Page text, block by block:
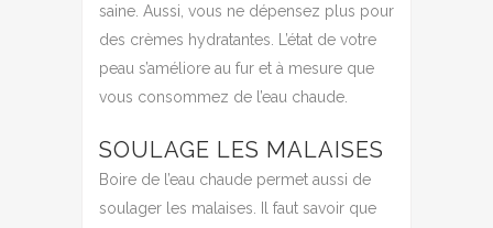
saine. Aussi, vous ne dépensez plus pour
des crèmes hydratantes. L’état de votre
peau s’améliore au fur et à mesure que
vous consommez de l’eau chaude.
SOULAGE LES MALAISES
Boire de l’eau chaude permet aussi de
soulager les malaises. Il faut savoir que